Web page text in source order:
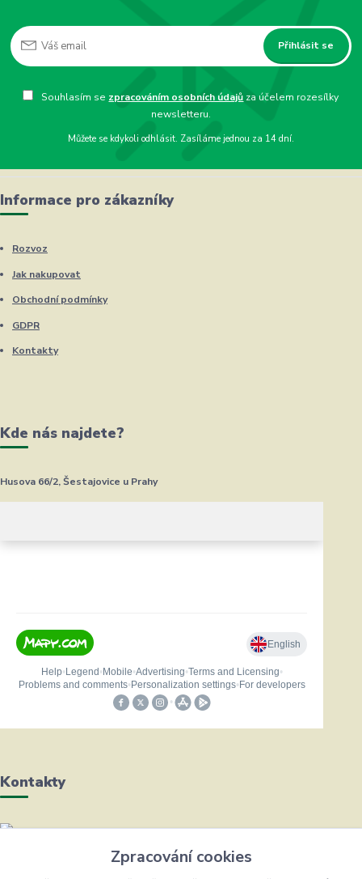
Přihlásit se
Souhlasím se zpracováním osobních údajů za účelem rozesílky
newsletteru.
Můžete se kdykoli odhlásit. Zasíláme jednou za 14 dní.
Informace pro zákazníky
Rozvoz
Jak nakupovat
Obchodní podmínky
GDPR
Kontakty
Kde nás najdete?
Husova 66/2, Šestajovice u Prahy
Kontakty
Helena Bayerová
+420 604 711 491Zpracování cookies